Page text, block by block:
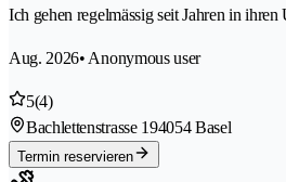
Ich gehen regelmässig seit Jahren in ihren
Aug. 2026• Anonymous user
5(4)
Bachlettenstrasse 194054 Basel
Termin reservieren